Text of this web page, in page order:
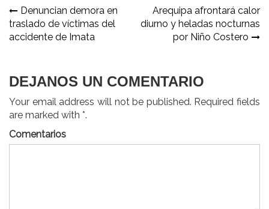
Navegación
de
Denuncian demora en
traslado de víctimas del
accidente de Imata
Arequipa afrontará calor
diurno y heladas nocturnas
por Niño Costero
DEJANOS UN COMENTARIO
Your email address will not be published. Required fields
are marked with *.
Comentarios